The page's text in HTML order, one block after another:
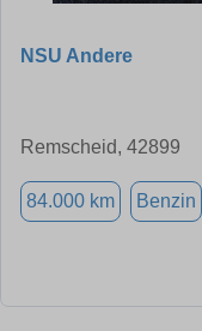
NSU Andere
Remscheid, 42899
84.000 km Benzin